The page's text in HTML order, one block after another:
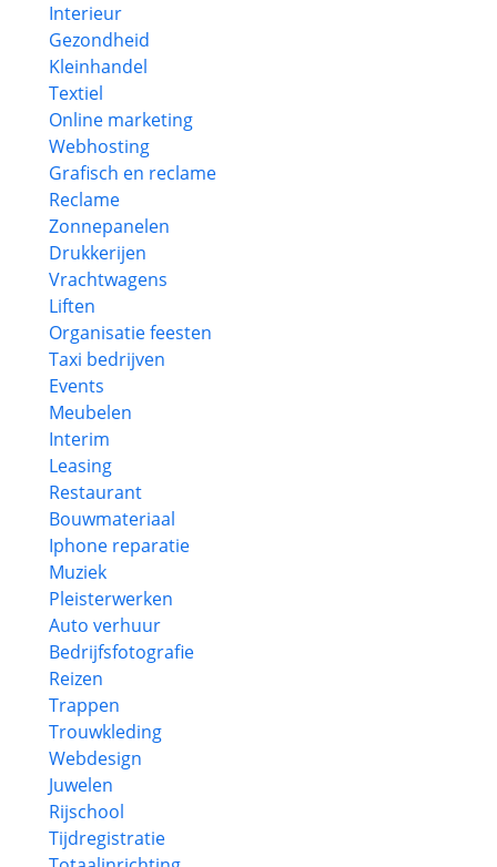
Interieur
Gezondheid
Kleinhandel
Textiel
Online marketing
Webhosting
Grafisch en reclame
Reclame
Zonnepanelen
Drukkerijen
Vrachtwagens
Liften
Organisatie feesten
Taxi bedrijven
Events
Meubelen
Interim
Leasing
Restaurant
Bouwmateriaal
Iphone reparatie
Muziek
Pleisterwerken
Auto verhuur
Bedrijfsfotografie
Reizen
Trappen
Trouwkleding
Webdesign
Juwelen
Rijschool
Tijdregistratie